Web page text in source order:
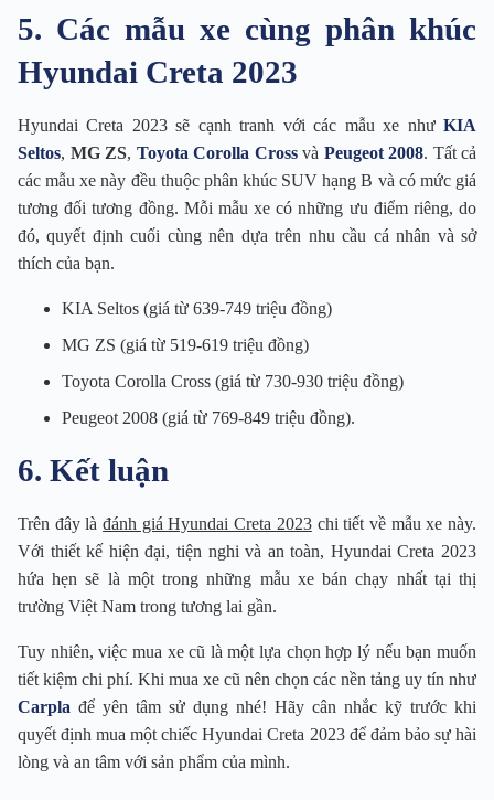
5. Các mẫu xe cùng phân khúc
Hyundai Creta 2023
Hyundai Creta 2023 sẽ cạnh tranh với các mẫu xe như KIA
Seltos, MG ZS, Toyota Corolla Crossvà Peugeot 2008. Tất cả
các mẫu xe này đều thuộc phân khúc SUV hạng B và có mức giá
tương đối tương đồng. Mỗi mẫu xe có những ưu điểm riêng, do
đó, quyết định cuối cùng nên dựa trên nhu cầu cá nhân và sở
thích của bạn.
KIA Seltos (giá từ 639-749 triệu đồng)
MG ZS (giá từ 519-619 triệu đồng)
Toyota Corolla Cross (giá từ 730-930 triệu đồng)
Peugeot 2008 (giá từ 769-849 triệu đồng).
6. Kết luận
Trên đây làđánh giá Hyundai Creta 2023chi tiết về mẫu xe này.
Với thiết kế hiện đại, tiện nghi và an toàn, Hyundai Creta 2023
hứa hẹn sẽ là một trong những mẫu xe bán chạy nhất tại thị
trường Việt Nam trong tương lai gần.
Tuy nhiên, việc mua xe cũ là một lựa chọn hợp lý nếu bạn muốn
tiết kiệm chi phí. Khi mua xe cũ nên chọn các nền tảng uy tín như
Carpla để yên tâm sử dụng nhé! Hãy cân nhắc kỹ trước khi
quyết định mua một chiếc Hyundai Creta 2023 để đảm bảo sự hài
lòng và an tâm với sản phẩm của mình.